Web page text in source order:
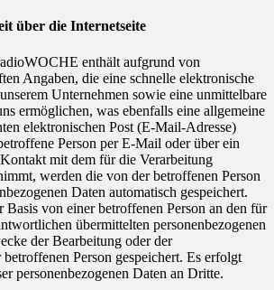
über die Internetseite
enthält aufgrund von
Angaben, die eine schnelle elektronische
Unternehmen sowie eine unmittelbare
ermöglichen, was ebenfalls eine allgemeine
elektronischen Post (E-Mail-Adresse)
Person per E-Mail oder über ein
mit dem für die Verarbeitung
werden die von der betroffenen Person
Daten automatisch gespeichert.
von einer betroffenen Person an den für
übermittelten personenbezogenen
der Bearbeitung oder der
Person gespeichert. Es erfolgt
personenbezogenen Daten an Dritte.